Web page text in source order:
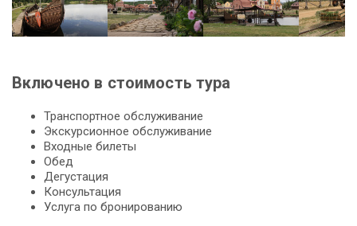
Включено в стоимость тура
Транспортное обслуживание
Экскурсионное обслуживание
Входные билеты
Обед
Дегустация
Консультация
Услуга по бронированию